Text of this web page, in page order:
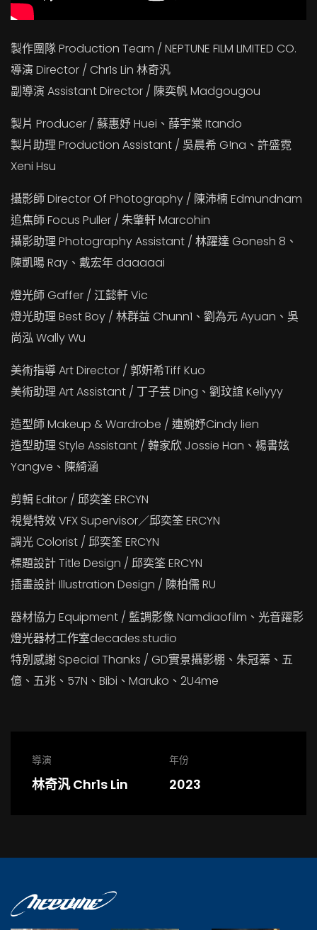
製作團隊 Production Team / NEPTUNE FILM LIMITED CO.
導演 Director / Chr1s Lin 林奇汎
副導演 Assistant Director / 陳奕帆 Madgougou
製片 Producer / 蘇惠妤 Huei、薛宇棠 Itando
製片助理 Production Assistant / 吳晨希 G!na、許盛霓
Xeni Hsu
攝影師 Director Of Photography / 陳沛楠 Edmundnam
追焦師 Focus Puller / 朱肇軒 Marcohin
攝影助理 Photography Assistant / 林躍達 Gonesh 8、
陳凱暘 Ray、戴宏年 daaaaai
燈光師 Gaffer / 江懿軒 Vic
燈光助理 Best Boy / 林群益 Chunn1、劉為元 Ayuan、吳
尚泓 Wally Wu
美術指導 Art Director / 郭姸希Tiff Kuo
美術助理 Art Assistant / 丁子芸 Ding、劉玟誼 Kellyyy
造型師 Makeup & Wardrobe / 連婉妤Cindy lien
造型助理 Style Assistant / 韓家欣 Jossie Han、楊書妶
Yangve、陳綺涵
剪輯 Editor / 邱奕筌 ERCYN
視覺特效 VFX Supervisor／邱奕筌 ERCYN
調光 Colorist / 邱奕筌 ERCYN
標題設計 Title Design / 邱奕筌 ERCYN
插畫設計 Illustration Design / 陳柏儒 RU
器材協力 Equipment / 藍調影像 Namdiaofilm、光音躍影
燈光器材工作室decades.studio
特別感謝 Special Thanks / GD實景攝影棚、朱冠蓁、五
億、五兆、57N、Bibi、Maruko、2U4me
導演
林奇汎 Chr1s Lin
年份
2023